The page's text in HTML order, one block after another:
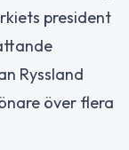
president
Ryssland
över flera